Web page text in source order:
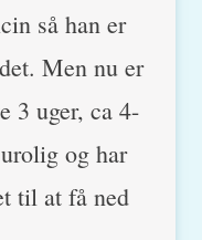
så han er
Men nu er
3 uger, ca 4-
og har
til at få ned